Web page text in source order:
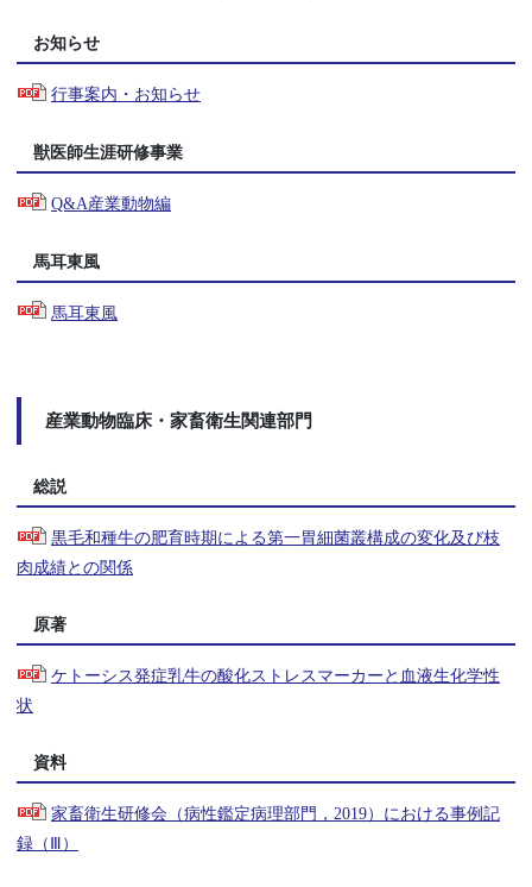
お知らせ
行事案内・お知らせ
獣医師生涯研修事業
Q&A産業動物編
馬耳東風
馬耳東風
産業動物臨床・家畜衛生関連部門
総説
黒毛和種牛の肥育時期による第一胃細菌叢構成の変化及び枝
肉成績との関係
原著
ケトーシス発症乳牛の酸化ストレスマーカーと血液生化学性
状
資料
家畜衛生研修会（病性鑑定病理部門，2019）における事例記
録（Ⅲ）